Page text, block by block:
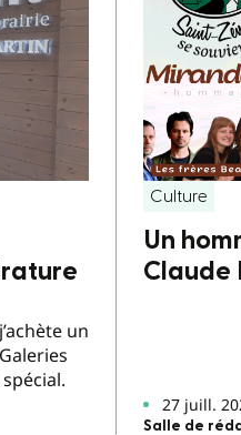
un
Culture
Un
Claude
27 juill.
Salle de